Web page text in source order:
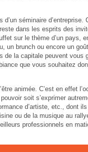
séminaire d’entreprise.
dans les esprits des
sur le thème d’un pays,
un brunch ou encore un
la capitale peuvent vous
que vous souhaitez
animée. C’est en effet
soit s’exprimer
d’artiste, etc., dont
ou de la musique au
professionnels en